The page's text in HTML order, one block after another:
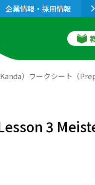
企業情報・採用情報
）ワークシート（
3